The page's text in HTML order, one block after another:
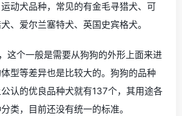
动犬品种，常见的有金毛寻猎犬、可
、爱尔兰塞特犬、英国史宾格犬。
这个一般是需要从狗狗的外形上面来进
型等差异也是比较大的。狗狗的品种
认的优良品种犬就有137个，其用途各
类，目前还没有统一的标准。